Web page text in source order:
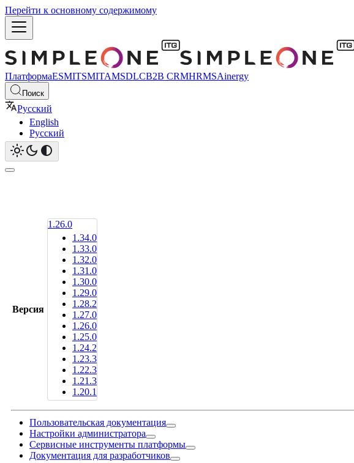
Перейти к основному содержимому
ПлатформаESMITSMITAMSDLCB2B CRMHRMSAinergy
Поиск
Русский
English
Русский
Версия
1.26.0
1.34.0
1.33.0
1.32.0
1.31.0
1.30.0
1.29.0
1.28.2
1.27.0
1.26.0
1.25.0
1.24.2
1.23.3
1.22.3
1.21.3
1.20.1
Пользовательская документация
Настройки администратора
Сервисные инструменты платформы
Документация для разработчиков